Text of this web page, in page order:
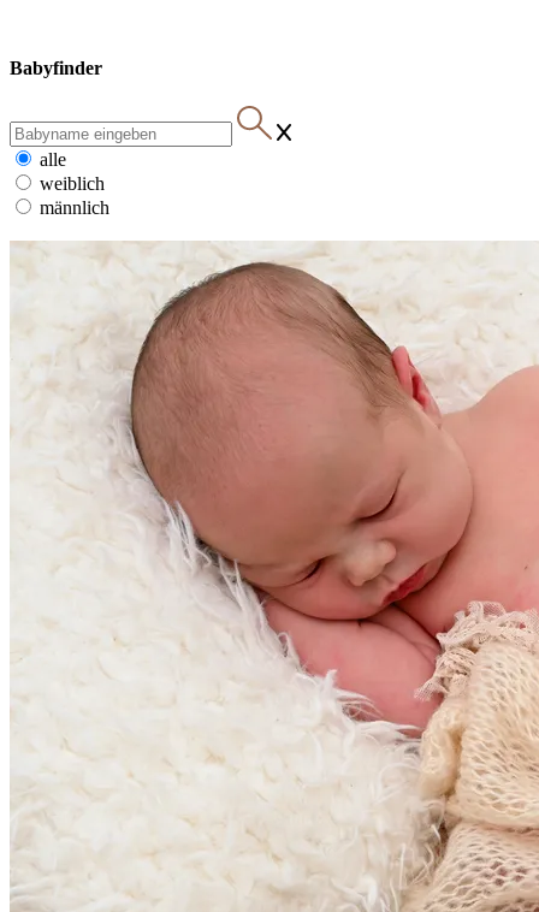
Babyfinder
alle
weiblich
männlich